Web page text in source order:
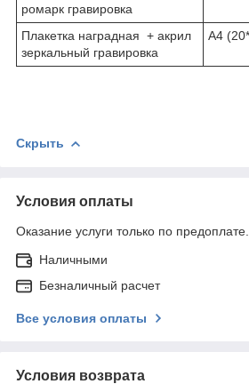
ромарк гравировка
Плакетка наградная + акрил
зеркальный гравировка
А4
Скрыть
Условия оплаты
Оказание услуги только по предоплате.
Наличными
Безналичный расчет
Все условия оплаты
Условия возврата